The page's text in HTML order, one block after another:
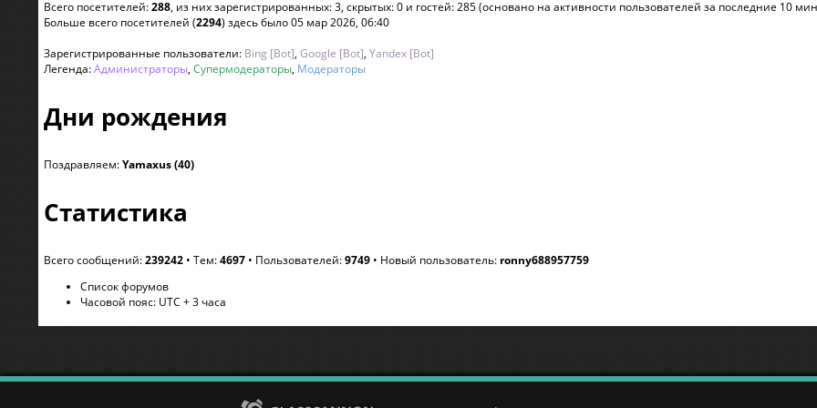
Всего посетителей:288, из них зарегистрированных: 3, скрытых: 0 и гостей: 285 (основано на активности пользователей за последние 10
Больше всего посетителей (2294) здесь было 05 мар 2026, 06:40
Зарегистрированные пользователи: Bing [Bot], Google [Bot], Yandex [Bot]
Легенда:Администраторы, Супермодераторы, Модераторы
Дни рождения
Поздравляем:Yamaxus(40)
Статистика
Всего сообщений:239242 • Тем:4697 • Пользователей:9749 • Новый пользователь: ronny688957759
Список форумов
Часовой пояс: UTC + 3 часа